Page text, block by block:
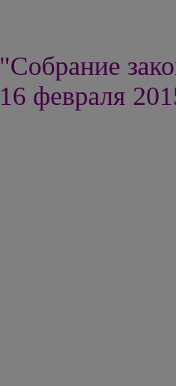
"Собрание
16 февраля